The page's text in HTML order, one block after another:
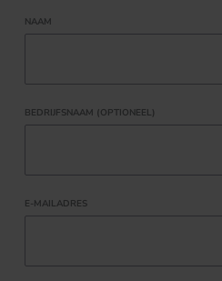
NAAM
BEDRIJFSNAAM (OPTIONEEL)
E-MAILADRES